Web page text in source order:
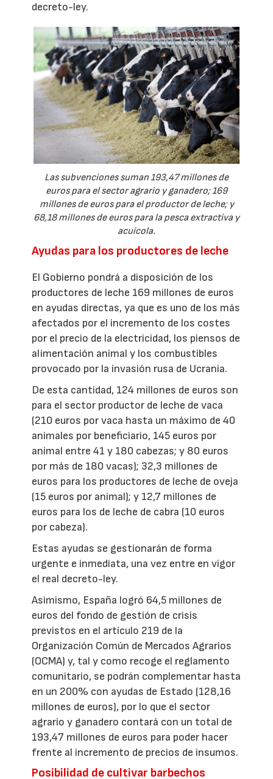
decreto-ley.
Las subvenciones suman 193,47 millones de
euros para el sector agrario y ganadero; 169
millones de euros para el productor de leche; y
68,18 millones de euros para la pesca extractiva y
acuícola.
Ayudas para los productores de leche
El Gobierno pondrá a disposición de los
productores de leche 169 millones de euros
en ayudas directas, ya que es uno de los más
afectados por el incremento de los costes
por el precio de la electricidad, los piensos de
alimentación animal y los combustibles
provocado por la invasión rusa de Ucrania.
De esta cantidad, 124 millones de euros son
para el sector productor de leche de vaca
(210 euros por vaca hasta un máximo de 40
animales por beneficiario, 145 euros por
animal entre 41 y 180 cabezas; y 80 euros
por más de 180 vacas); 32,3 millones de
euros para los productores de leche de oveja
(15 euros por animal); y 12,7 millones de
euros para los de leche de cabra (10 euros
por cabeza).
Estas ayudas se gestionarán de forma
urgente e inmediata, una vez entre en vigor
el real decreto-ley.
Asimismo, España logró 64,5 millones de
euros del fondo de gestión de crisis
previstos en el artículo 219 de la
Organización Común de Mercados Agrarios
(OCMA) y, tal y como recoge el reglamento
comunitario, se podrán complementar hasta
en un 200% con ayudas de Estado (128,16
millones de euros), por lo que el sector
agrario y ganadero contará con un total de
193,47 millones de euros para poder hacer
frente al incremento de precios de insumos.
Posibilidad de cultivar barbechos